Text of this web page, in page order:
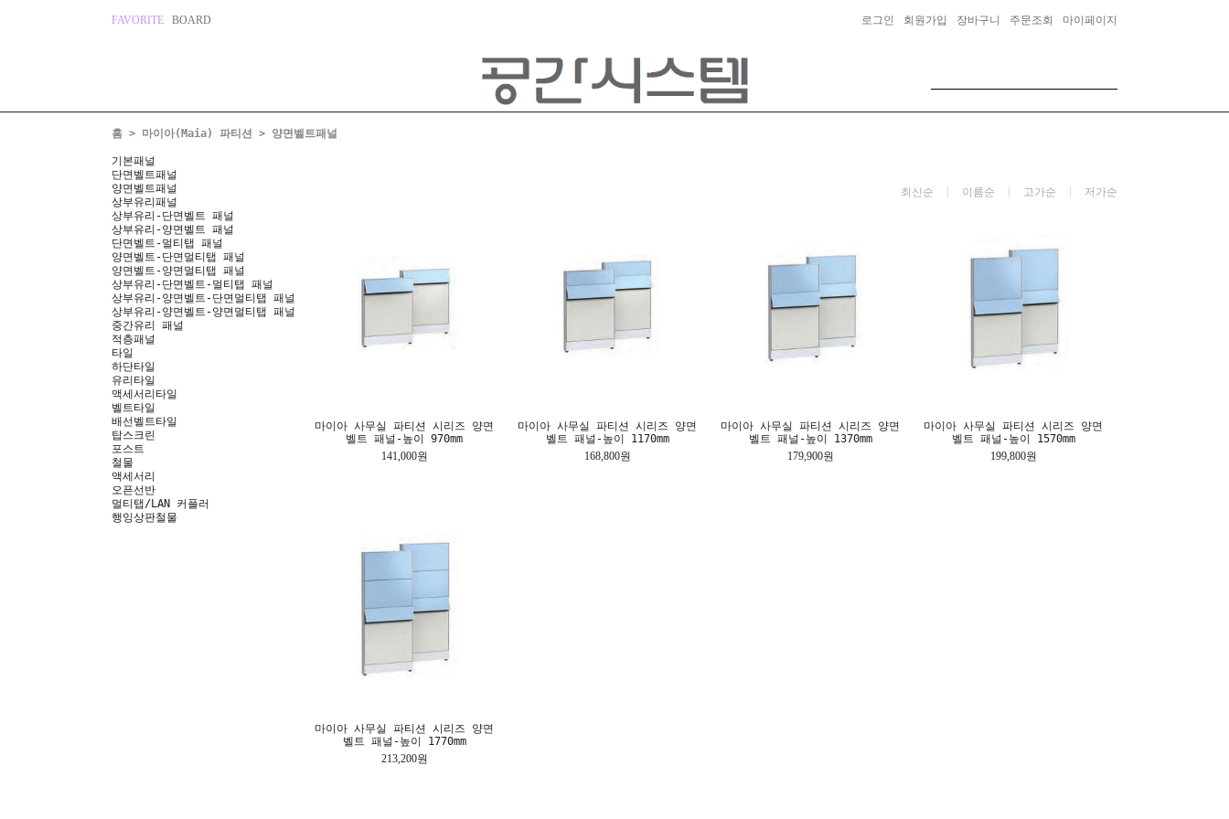
FAVORITE BOARD 로그인 회원가입 장바구니 주문조회 마이페이지
홈 > 마이아(Maia) 파티션 > 양면벨트패널
기본패널
단면벨트패널
양면벨트패널
상부유리패널
상부유리-단면벨트 패널
상부유리-양면벨트 패널
단면벨트-멀티탭 패널
양면벨트-단면멀티탭 패널
양면벨트-양면멀티탭 패널
상부유리-단면벨트-멀티탭 패널
상부유리-양면벨트-단면멀티탭 패널
상부유리-양면벨트-양면멀티탭 패널
중간유리 패널
적층패널
타일
하단타일
유리타일
액세서리타일
벨트타일
배선벨트타일
탑스크린
포스트
철물
액세서리
오픈선반
멀티탭/LAN 커플러
행잉상판철물
최신순 이름순 고가순 저가순
마이아 사무실 파티션 시리즈 양면
벨트 패널-높이 970mm
141,000원
마이아 사무실 파티션 시리즈 양면
벨트 패널-높이 1170mm
168,800원
마이아 사무실 파티션 시리즈 양면
벨트 패널-높이 1370mm
179,900원
마이아 사무실 파티션 시리즈 양면
벨트 패널-높이 1570mm
199,800원
마이아 사무실 파티션 시리즈 양면
벨트 패널-높이 1770mm
213,200원